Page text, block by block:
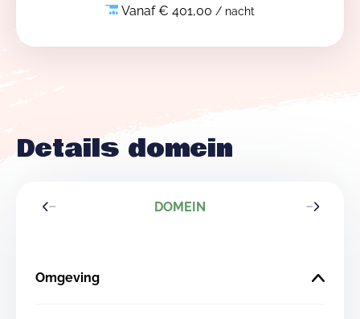
Vanaf € 401,00 / nacht
Details domein
DOMEIN
Omgeving